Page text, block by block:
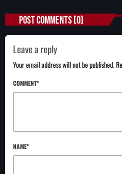
POST COMMENTS (0)
Leave a reply
Your email address will not be published.
COMMENT*
NAME*